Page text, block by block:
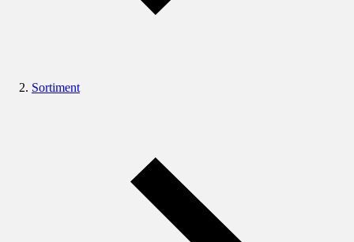
Sortiment